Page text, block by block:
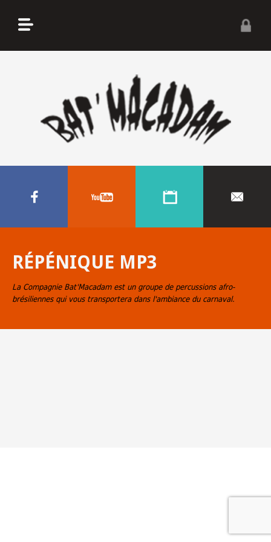
RÉPÉNIQUE MP3
La Compagnie Bat'Macadam est un groupe de percussions afro-
brésiliennes qui vous transportera dans l'ambiance du carnaval.